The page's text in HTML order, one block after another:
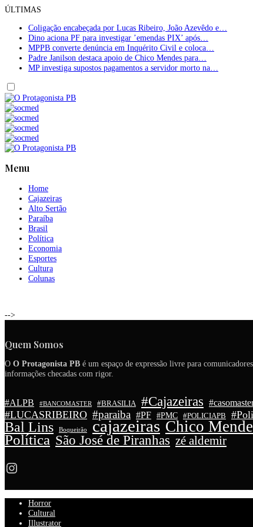
ÚLTIMAS
Coligação encabeçada por Lucas Ribeiro, João Azevêdo e…
Dino aciona PF para investigar ’emendas PIX’ após…
MPPB converte denúncia em Inquérito Civil e coloca…
Padre Janilson destaca apoio de Chico Mendes para…
MP investiga supostos pagamentos a servidor morto na…
Menu
Home
Cajazeiras
Alto Sertão
Paraíba
Brasil
Política
Economia
Esportes
Cultura
Colunas
-->
Quem Somos
O O Protagonista PB é um espaço de expressão livre para
informações checadas com rigor.
#ALPB #BANCOMASTER #BRASILIA #Cajazeiras
#LUCASRIBEIRO #paraiba #PF #PMC #POLICIAPB
Bal Lins Boqueirão cajazeiras Chico
Política São José de Piranhas zé aldemir
Instagram
Horror
Cultural
Illustrator